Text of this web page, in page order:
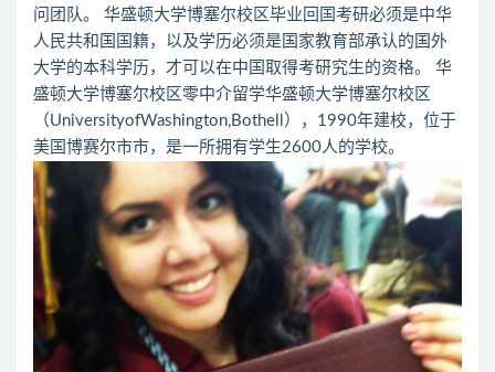
问团队。 华盛顿大学博塞尔校区毕业回国考研必须是中华
人民共和国国籍，以及学历必须是国家教育部承认的国外
大学的本科学历，才可以在中国取得考研究生的资格。 华
盛顿大学博塞尔校区零中介留学华盛顿大学博塞尔校区
（UniversityofWashington,Bothell），1990年建校，位于
美国博赛尔市市，是一所拥有学生2600人的学校。